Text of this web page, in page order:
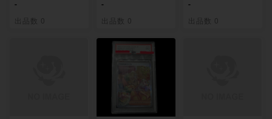
-
出品数 0
-
出品数 0
-
出品数 0